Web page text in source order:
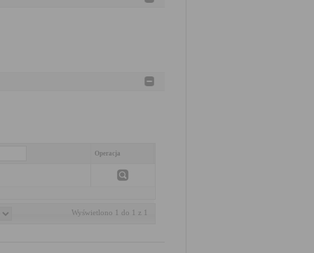
Operacja
Wyświetlono 1 do 1 z 1